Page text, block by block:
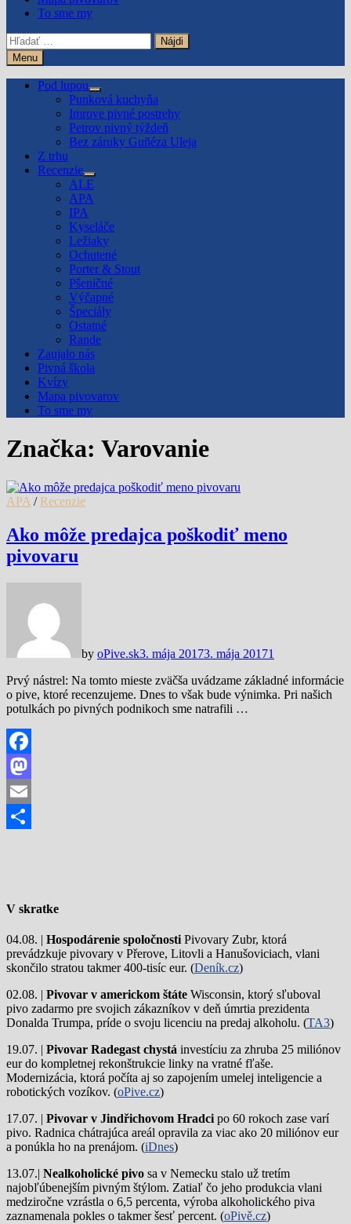
To sme my
Hľadať:
Menu
Pod lupou
Show
sub
menu
Punková kuchyňa
Imrove pivné postrehy
Petrov pivný týždeň
Bez záruky Guñéza Uleja
Z trhu
Recenzie
Show
sub
menu
ALE
APA
IPA
Kyseláče
Ležiaky
Ochutené
Porter & Stout
Pšeničné
Výčapné
Špeciály
Ostatné
Rande
Zaujalo nás
Pivná škola
Kvízy
Mapa pivovarov
To sme my
Značka: Varovanie
APA / Recenzie
Ako môže predajca poškodiť meno
pivovaru
by oPive.sk3. mája 20173. mája 20171
Prvý nástrel: Na tomto mieste zväčša uvádzame základné informácie
o pive, ktoré recenzujeme. Dnes to však bude výnimka. Pri našich
potulkách po pivných podnikoch sme natrafili …
Facebook
Mastodon
Email
V skratke
04.08. | Hospodárenie spoločnosti Pivovary Zubr, ktorá
prevádzkuje pivovary v Přerove, Litovli a Hanušoviciach, vlani
skončilo stratou takmer 400-tisíc eur. (Deník.cz)
02.08. | Pivovar v americkom štáte Wisconsin, ktorý sľuboval
pivo zadarmo pre svojich zákazníkov v deň úmrtia prezidenta
Donalda Trumpa, príde o svoju licenciu na predaj alkoholu. (TA3)
19.07. | Pivovar Radegast chystá investíciu za zhruba 25 miliónov
eur do kompletnej rekonštrukcie linky na vratné fľaše.
Modernizácia, ktorá počíta aj so zapojením umelej inteligencie a
robotických vozíkov. (oPive.cz)
17.07. | Pivovar v Jindřichovom Hradci po 60 rokoch zase varí
pivo. Radnica chátrajúca areál opravila za viac ako 20 miliónov eur
a ponúkla ho na prenájom. (iDnes)
13.07.| Nealkoholické pivo sa v Nemecku stalo už tretím
najobľúbenejším pivným štýlom. Zatiaľ čo jeho produkcia vlani
medziročne vzrástla o 6,5 percenta, výroba alkoholického piva
zaznamenala pokles o takmer šesť percent. (oPivě.cz)